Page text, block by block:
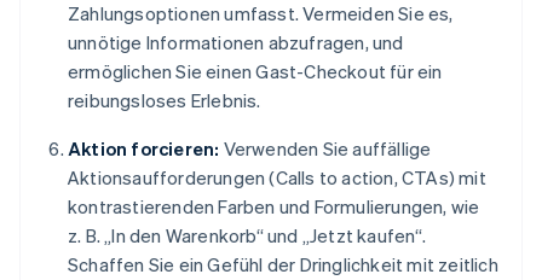
Zahlungsoptionen umfasst. Vermeiden Sie es,
unnötige Informationen abzufragen, und
ermöglichen Sie einen Gast-Checkout für ein
reibungsloses Erlebnis.
Aktion forcieren: Verwenden Sie auffällige
Aktionsaufforderungen (Calls to action, CTAs) mit
kontrastierenden Farben und Formulierungen, wie
z. B. „In den Warenkorb“ und „Jetzt kaufen“.
Schaffen Sie ein Gefühl der Dringlichkeit mit zeitlich